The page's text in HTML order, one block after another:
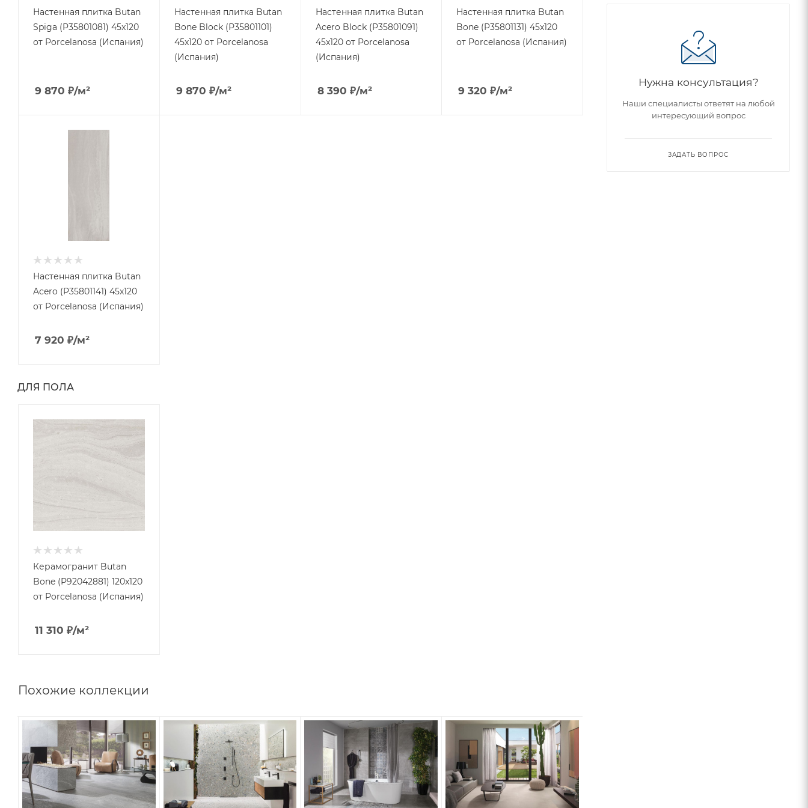
Настенная плитка Butan
Spiga (P35801081) 45x120
от Porcelanosa (Испания)
9 870 ₽/м²
Настенная плитка Butan
Bone Block (Р35801101)
45x120 от Porcelanosa
(Испания)
9 870 ₽/м²
Настенная плитка Butan
Acero Block (P35801091)
45x120 от Porcelanosa
(Испания)
8 390 ₽/м²
Настенная плитка Butan
Bone (P35801131) 45x120
от Porcelanosa (Испания)
9 320 ₽/м²
Настенная плитка Butan
Acero (P35801141) 45x120
от Porcelanosa (Испания)
7 920 ₽/м²
ДЛЯ ПОЛА
Керамогранит Butan
Bone (P92042881) 120x120
от Porcelanosa (Испания)
11 310 ₽/м²
Похожие коллекции
Нужна консультация?
Наши специалисты ответят на любой
интересующий вопрос
ЗАДАТЬ ВОПРОС